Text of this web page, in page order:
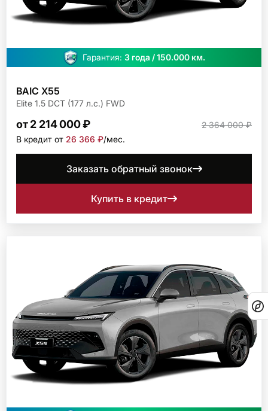
Гарантия: 3 года / 150.000 км.
BAIC X55
Elite 1.5 DCT (177 л.с.) FWD
от 2 214 000 ₽
2 364 000 ₽
В кредит от 26 366 ₽/мec.
Заказать обратный звонок
Купить в кредит